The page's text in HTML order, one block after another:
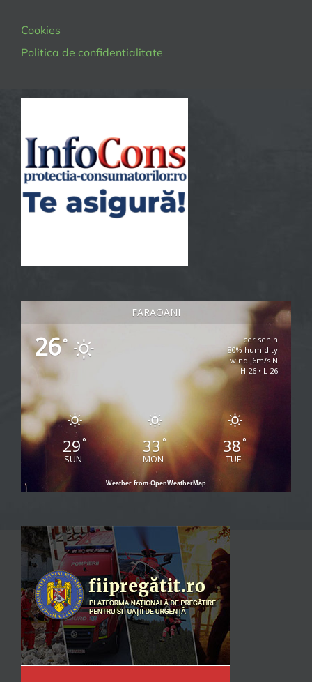
Cookies
Politica de confidentialitate
FARAOANI
26°
cer senin
80% humidity
wind: 6m/s N
H 26 • L 26
29°
SUN
33°
MON
38°
TUE
Weather from OpenWeatherMap